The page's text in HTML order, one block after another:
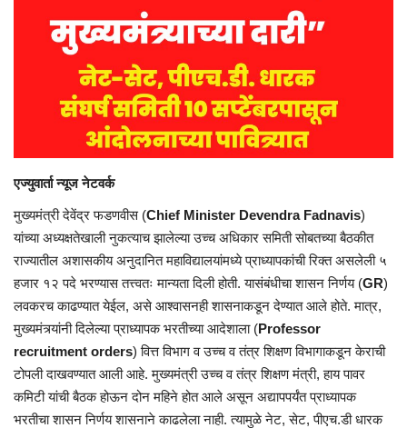
एज्युवार्तान्यूज नेटवर्क
मुख्यमंत्रीदेवेंद्र फडणवीस (Chief Minister Devendra Fadnavis)
यांच्या अध्यक्षतेखाली नुकत्याचझालेल्या उच्च अधिकार समितीसोबतच्याबैठकीत
राज्यातील अशासकीय अनुदानितमहाविद्यालयांमध्ये प्राध्यापकांची रिक्त असलेली ५
हजार १२ पदे भरण्यासतत्त्वतः मान्यता दिली होती. यासंबंधीचा शासन निर्णय (GR)
लवकरच काढण्यात येईल, असे आश्वासनही शासनाकडून देण्यात आले होते. मात्र,
मुख्यमंत्र्यांनीदिलेल्या प्राध्यापक भरतीच्या आदेशाला (Professor
recruitment orders) वित्त विभाग व उच्च व तंत्र शिक्षण विभागाकडून केराची
टोपली दाखवण्यात आली आहे. मुख्यमंत्री उच्च व तंत्र शिक्षण मंत्री, हाय पावर
कमिटी यांची बैठक होऊन दोन महिने होत आले असून अद्यापपर्यंतप्राध्यापक
भरतीचा शासन निर्णय शासनाने काढलेला नाही. त्यामुळे नेट,सेट,पीएच.डीधारक